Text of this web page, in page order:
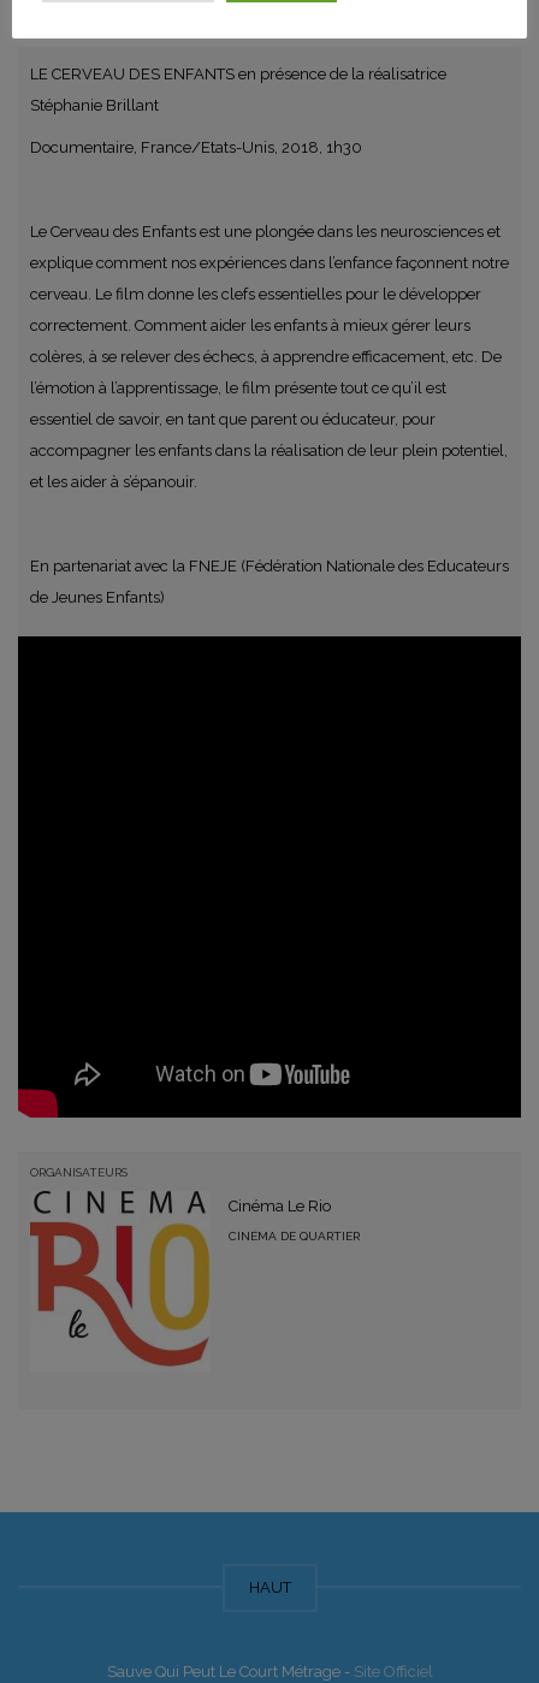
LE CERVEAU DES ENFANTS en présence de la réalisatrice
Stéphanie Brillant
Documentaire, France/Etats-Unis, 2018, 1h30
Le Cerveau des Enfants est une plongée dans les neurosciences et
explique comment nos expériences dans l’enfance façonnent notre
cerveau. Le film donne les clefs essentielles pour le développer
correctement. Comment aider les enfants à mieux gérer leurs
colères, à se relever des échecs, à apprendre efficacement, etc. De
l’émotion à l’apprentissage, le film présente tout ce qu’il est
essentiel de savoir, en tant que parent ou éducateur, pour
accompagner les enfants dans la réalisation de leur plein potentiel,
et les aider à s’épanouir.
En partenariat avec la FNEJE (Fédération Nationale des Educateurs
de Jeunes Enfants)
ORGANISATEURS
Cinéma Le Rio
CINÉMA DE QUARTIER
HAUT
Sauve Qui Peut Le Court Métrage - Site Officiel